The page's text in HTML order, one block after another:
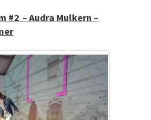
#2 – Audra Mulkern –